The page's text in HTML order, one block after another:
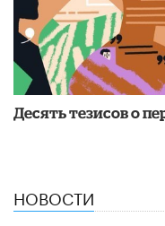
Десять тезисов о
НОВОСТИ